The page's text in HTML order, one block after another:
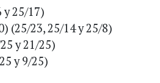
y 25/17)
(25/23, 25/14 y 25/8)
y 21/25)
y 9/25)